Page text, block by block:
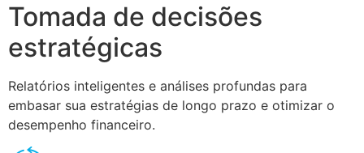
Tomada de decisões
estratégicas
Relatórios inteligentes e análises profundas para
embasar sua estratégias de longo prazo e otimizar o
desempenho financeiro.